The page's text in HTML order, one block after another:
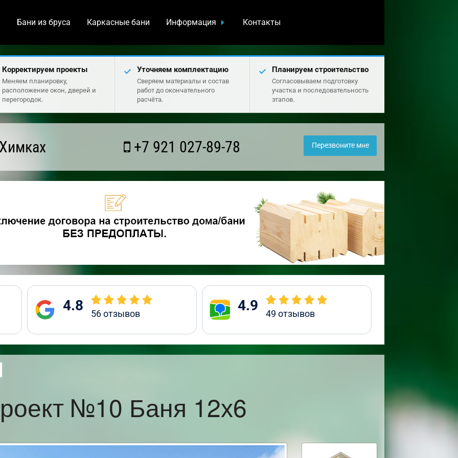
Бани из бруса Каркасные бани Информация Контакты
Корректируем проекты
Меняем планировку,
расположение окон, дверей и
перегородок.
Уточняем комплектацию
Сверяем материалы и состав
работ до окончательного
расчёта.
Планируем строительство
Согласовываем подготовку
участка и последовательность
этапов.
+7 921 027-89-78 Перезвоните мне
4.8 56отзывов 4.9 49 отзывов
№10 Баня 12х6